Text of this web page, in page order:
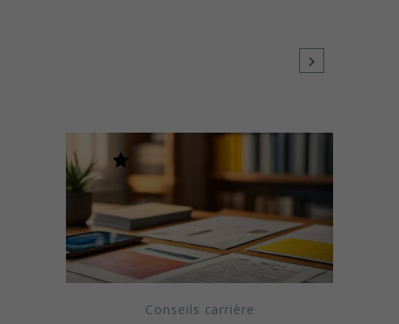
Conseils carrière